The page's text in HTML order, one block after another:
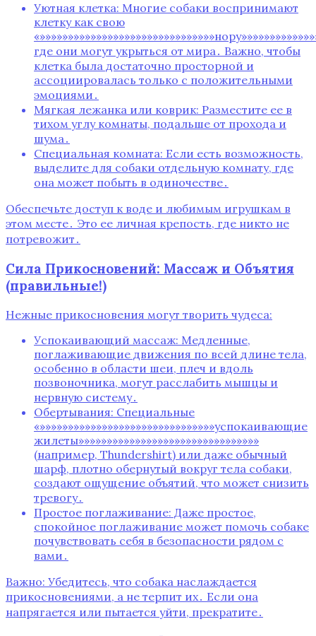
Уютная клетка: Многие собаки воспринимают
клетку как свою
где они могут укрыться от мира․ Важно, чтобы
клетка была достаточно просторной и
ассоциировалась только с положительными
эмоциями․
Мягкая лежанка или коврик: Разместите ее в
тихом углу комнаты, подальше от прохода и
шума․
Специальная комната: Если есть возможность,
выделите для собаки отдельную комнату, где
она может побыть в одиночестве․
Обеспечьте доступ к воде и любимым игрушкам в
этом месте․ Это ее личная крепость, где никто не
потревожит․
Сила Прикосновений: Массаж и Объятия
(правильные!)
Нежные прикосновения могут творить чудеса:
Успокаивающий массаж: Медленные,
поглаживающие движения по всей длине тела,
особенно в области шеи, плеч и вдоль
позвоночника, могут расслабить мышцы и
нервную систему․
Обертывания: Специальные
«»»»»»»»»»»»»»»»»»»»»»»»»»»»»»»»успокаивающие
жилеты»»»»»»»»»»»»»»»»»»»»»»»»»»»»»»»»
(например, Thundershirt) или даже обычный
шарф, плотно обернутый вокруг тела собаки,
создают ощущение объятий, что может снизить
тревогу․
Простое поглаживание: Даже простое,
спокойное поглаживание может помочь собаке
почувствовать себя в безопасности рядом с
вами․
Важно: Убедитесь, что собака наслаждается
прикосновениями, а не терпит их․ Если она
напрягается или пытается уйти, прекратите․